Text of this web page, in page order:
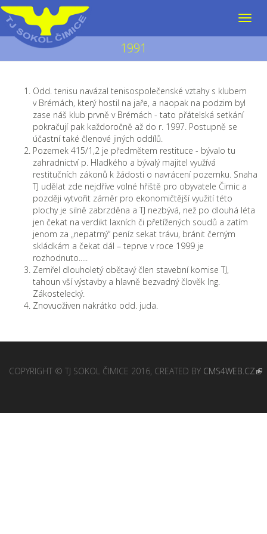
1991
Odd. tenisu navázal tenisospolečenské vztahy s klubem
v Brémách, který hostil na jaře, a naopak na podzim byl
zase náš klub prvně v Brémách - tato přátelská setkání
pokračují pak každoročně až do r. 1997. Postupně se
účastní také členové jiných oddílů.
Pozemek 415/1,2 je předmětem restituce - bývalo tu
zahradnictví p. Hladkého a bývalý majitel využívá
restitučních zákonů k žádosti o navrácení pozemku. Snaha
TJ udělat zde nejdříve volné hřiště pro obyvatele Čimic a
později vytvořit záměr pro ekonomičtější využití této
plochy je silně zabrzděna a TJ nezbývá, než po dlouhá léta
jen čekat na verdikt laxních či přetížených soudů a zatím
jenom za „nepatrný“ peníz sekat trávu, bránit černým
skládkám a čekat dál – teprve v roce 1999 je
rozhodnuto.....
Zemřel dlouholetý obětavý člen stavební komise TJ,
tahoun vší výstavby a hlavně bezvadný člověk Ing.
Zákostelecký.
Znovuoživen nakrátko odd. juda.
COPYRIGHT © TJ SOKOL ČIMICE 2016, CREATED BY CMS4WEB.CZ